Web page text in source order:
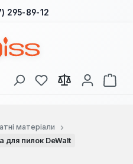
295-89-12
У вас є 0 у списку
матеріали
для пилок DeWalt